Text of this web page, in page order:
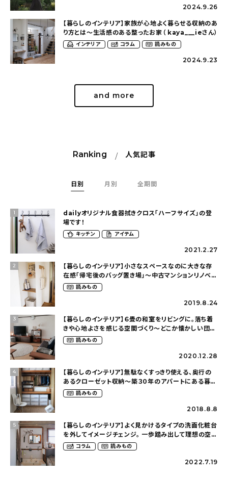
2024.9.26
【暮らしのインテリア】家族が心地よく暮らせる収納のあ
り方とは〜生活感のある整ったお家（ kaya___ieさん）
インテリア コラム 読みもの
2024.9.23
and more
Ranking 人気記事
日別 月別 全期間
1
dailyオリジナル食器拭きクロス「ハーフサイズ」の登
場です！
キッチン アイテム
2021.2.27
2
【暮らしのインテリア】小さなスペースなのに大きな存
在感「帰宅後のバッグ置き場」～中古マンションリノベー
ションで叶えたコダワリの暮らし（cocoyuko___さ
ん）
読みもの
2019.8.24
3
【暮らしのインテリア】６畳の和室をリビングに。落ち着
きや心地よさを感じる空間づくり〜どこか懐かしい団地
暮らし（fumi4511さん）
読みもの
2020.12.28
4
【暮らしのインテリア】無駄なくすっきり使える、奥行の
あるクローゼット収納〜築３０年のアパートにある暮ら
し（mari_ppe_さん）
読みもの
2018.8.8
5
【暮らしのインテリア】よく見かけるタイプの洗面化粧台
を外してイメージチェンジ。 一歩踏み出して理想の空間
へ〜築１２年の建売住宅をDIYする暮らし
（asasa0509さん）
コラム 読みもの
2022.7.19